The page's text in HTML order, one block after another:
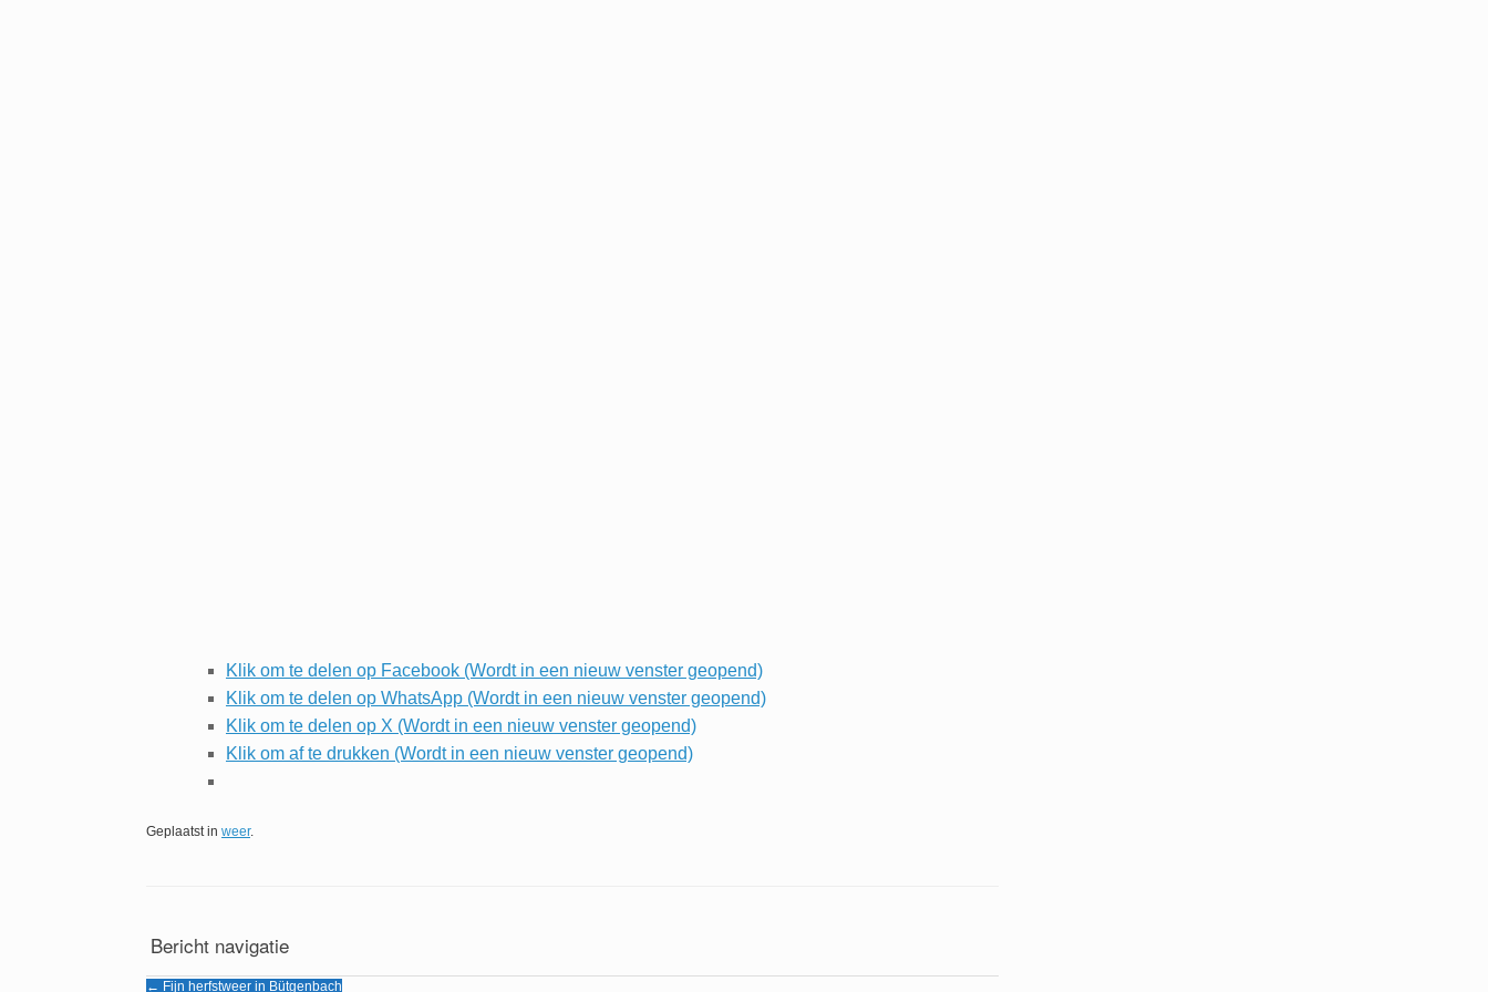
Klik om te delen op Facebook (Wordt in een nieuw venster geopend)
Klik om te delen op WhatsApp (Wordt in een nieuw venster geopend)
Klik om te delen op X (Wordt in een nieuw venster geopend)
Klik om af te drukken (Wordt in een nieuw venster geopend)
Geplaatst in weer.
Bericht navigatie
← Fijn herfstweer in Bütgenbach